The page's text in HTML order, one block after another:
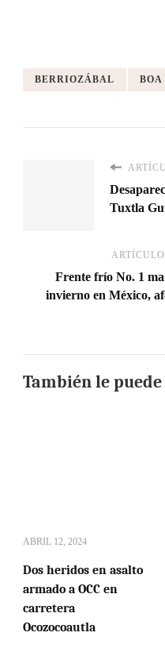
BERRIOZÁBAL BOA
Tuxtla
Frente frío No. 1
invierno en México,
También le puede
ABRIL 12, 2024
Dos heridos en asalto
armado a OCC en
carretera
Ocozocoautla